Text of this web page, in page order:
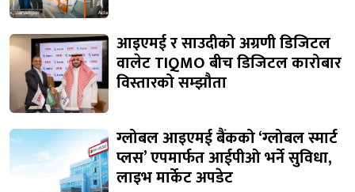
आइएमई र साउदीको अग्रणी डिजिटल
वालेट TIQMO बीच डिजिटल कारोबार
विस्तारको सम्झौता
ग्लोबल आइएमई बैंकको ‘ग्लोबल स्मार्ट
प्लस’ एपमार्फत आईपीओ भर्ने सुविधा,
लाइभ मार्केट अपडेट